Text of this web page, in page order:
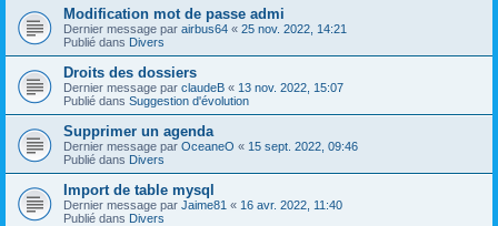
Modification mot de passe admi
Dernier message par airbus64 « 25 nov. 2022, 14:21
Publié dans Divers
Droits des dossiers
Dernier message par claudeB « 13 nov. 2022, 15:07
Publié dans Suggestion d'évolution
Supprimer un agenda
Dernier message par OceaneO « 15 sept. 2022, 09:46
Publié dans Divers
Import de table mysql
Dernier message par Jaime81 « 16 avr. 2022, 11:40
Publié dans Divers